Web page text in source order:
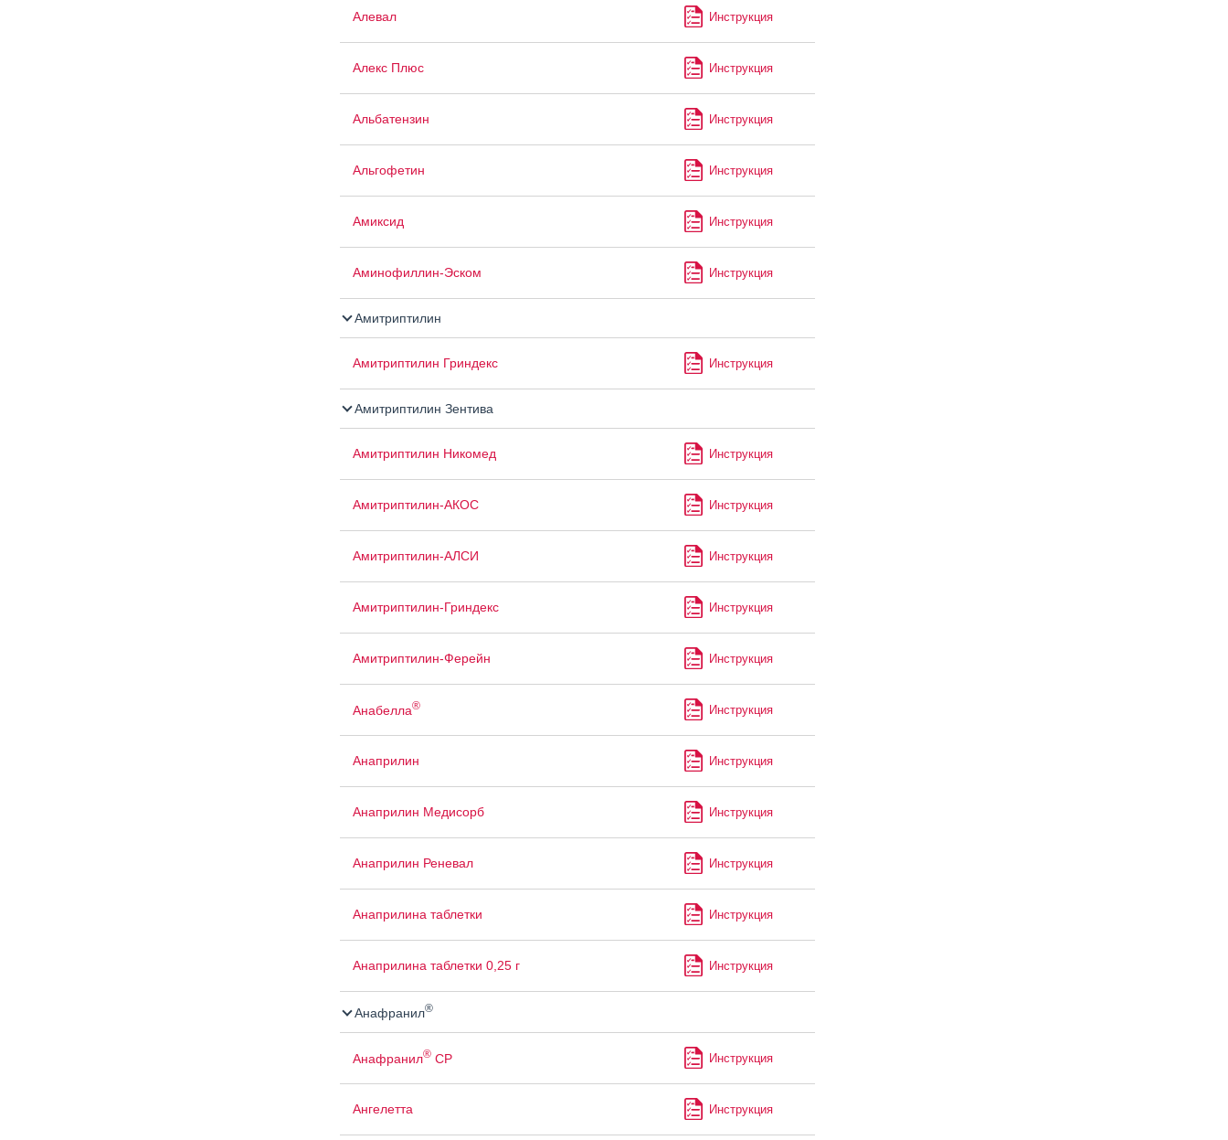
Алевал Инструкция
Алекс Плюс Инструкция
Альбатензин Инструкция
Альгофетин Инструкция
Амиксид Инструкция
Аминофиллин-Эском Инструкция
Амитриптилин
Амитриптилин Гриндекс Инструкция
Амитриптилин Зентива
Амитриптилин Никомед Инструкция
Амитриптилин-АКОС Инструкция
Амитриптилин-АЛСИ Инструкция
Амитриптилин-Гриндекс Инструкция
Амитриптилин-Ферейн Инструкция
Анабелла® Инструкция
Анаприлин Инструкция
Анаприлин Медисорб Инструкция
Анаприлин Реневал Инструкция
Анаприлина таблетки Инструкция
Анаприлина таблетки 0,25 г Инструкция
Анафранил®
Анафранил®СР Инструкция
Ангелетта Инструкция